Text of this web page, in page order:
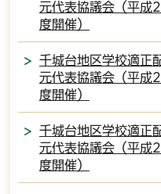
元代表協議会（平成
度開催）
千城台地区学校適正
元代表協議会（平成
度開催）
千城台地区学校適正
元代表協議会（平成
度開催）